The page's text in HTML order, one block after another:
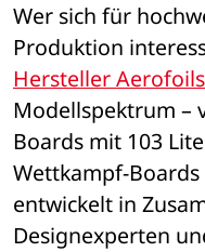
Wer sich für
Produktion
Hersteller Aerofoils
Modellspektrum –
Boards mit 103
Wettkampf-
entwickelt in
Designexperten